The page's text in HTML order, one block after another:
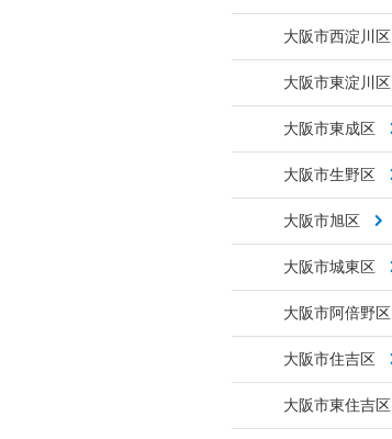
大阪市西淀川区
大阪市東淀川区
大阪市東成区
大阪市生野区
大阪市旭区
大阪市城東区
大阪市阿倍野区
大阪市住吉区
大阪市東住吉区